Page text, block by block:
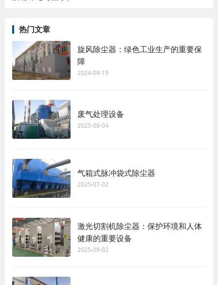
热门文章
旋风除尘器：绿色工业生产的重要保
障
2024-09-19
废气处理设备
2025-08-04
气箱式脉冲袋式除尘器
2025-07-02
激光切割机除尘器：保护环境和人体
健康的重要设备
2025-09-02